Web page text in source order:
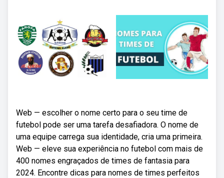
Web — escolher o nome certo para o seu time de
futebol pode ser uma tarefa desafiadora. O nome de
uma equipe carrega sua identidade, cria uma primeira.
Web — eleve sua experiência no futebol com mais de
400 nomes engraçados de times de fantasia para
2024. Encontre dicas para nomes de times perfeitos